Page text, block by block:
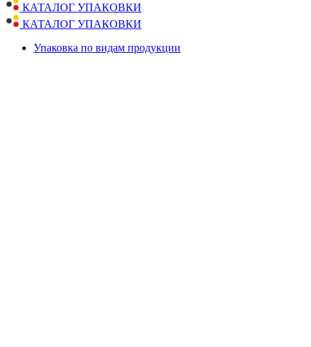
КАТАЛОГ УПАКОВКИ
КАТАЛОГ УПАКОВКИ
Упаковка по видам продукции